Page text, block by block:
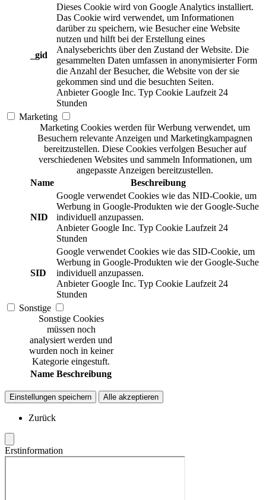
_gid
Dieses Cookie wird von Google Analytics installiert.
Das Cookie wird verwendet, um Informationen
darüber zu speichern, wie Besucher eine Website
nutzen und hilft bei der Erstellung eines
Analyseberichts über den Zustand der Website. Die
gesammelten Daten umfassen in anonymisierter Form
die Anzahl der Besucher, die Website von der sie
gekommen sind und die besuchten Seiten.
Anbieter Google Inc. Typ Cookie Laufzeit 24
Stunden
Marketing
Marketing Cookies werden für Werbung verwendet, um
Besuchern relevante Anzeigen und Marketingkampagnen
bereitzustellen. Diese Cookies verfolgen Besucher auf
verschiedenen Websites und sammeln Informationen, um
angepasste Anzeigen bereitzustellen.
Name
Beschreibung
NID
Google verwendet Cookies wie das NID-Cookie, um
Werbung in Google-Produkten wie der Google-Suche
individuell anzupassen.
Anbieter Google Inc. Typ Cookie Laufzeit 24
Stunden
SID
Google verwendet Cookies wie das SID-Cookie, um
Werbung in Google-Produkten wie der Google-Suche
individuell anzupassen.
Anbieter Google Inc. Typ Cookie Laufzeit 24
Stunden
Sonstige
Sonstige Cookies
müssen noch
analysiert werden und
wurden noch in keiner
Kategorie eingestuft.
Name Beschreibung
Einstellungen speichern Alle akzeptieren
Zurück
Erstinformation